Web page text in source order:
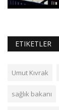
ETIKETLER
Umut Kıvrak
sağlık bakanı